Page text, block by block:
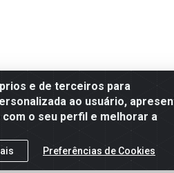
e de terceiros para
ao usuário,
o seu perfil e melhorar a
Preferências de Cookies